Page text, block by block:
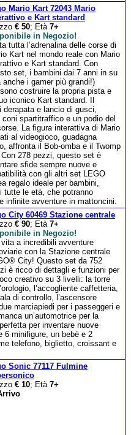
Mario Kart 72043 Mario
e Kart standard
€ 50; Età 7+
in Negozio!
tutta l’adrenalina delle corse di
Kart nel mondo reale con Mario
e Kart standard. Con
set, i bambini dai 7 anni in su
anche i gamer più grandi!)
costruire la propria pista e
iconico Kart standard. Il
e lancio di gusci,
spartitraffico e un podio del
La figura interattiva di Mario
al videogioco, guadagna
affronta il Bob-omba e il Twomp
278 pezzi, questo set è
sfide sempre nuove e
con gli altri set LEGO
regalo ideale per bambini,
tutte le età, che potranno
infinite avventure in mattoncini.
City 60469 Stazione centrale
€ 90; Età 7+
in Negozio!
vita a incredibili avventure
con la Stazione centrale
City! Questo set da 752
è ricco di dettagli e funzioni per
creativo su 3 livelli: la torre
l’accogliente caffetteria,
di controllo, l’ascensore
marciapiedi per i passeggeri e
un’automotrice per la
per inventare nuove
6 minifigure, un bebè e 2
telefono, biglietto, croissant e
Sonic 77117 Fulmine
€ 10; Età 7+